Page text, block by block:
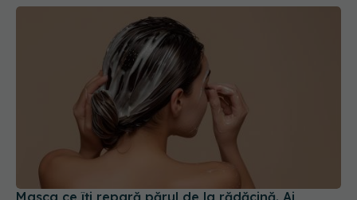
Masca ce îți repară părul de la rădăcină. Ai
nevoie de doar două ingrediente